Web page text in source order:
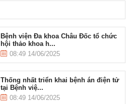
Bệnh viện Đa khoa Châu Đốc tổ chức
hội thảo khoa h...
08:49 14/06/2025
Thống nhất triển khai bệnh án điện tử
tại Bệnh việ...
08:49 14/06/2025